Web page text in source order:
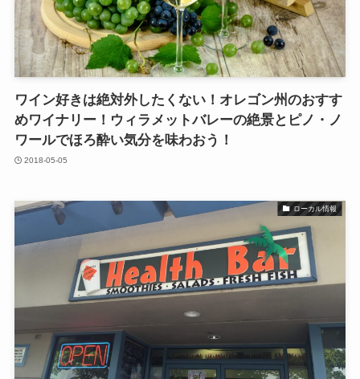
ワイン好きは絶対外したくない！オレゴン州のおすす
めワイナリー！ウィラメットバレーの絶景とピノ・ノ
ワールでほろ酔い気分を味わおう！
2018-05-05
ローカル情報